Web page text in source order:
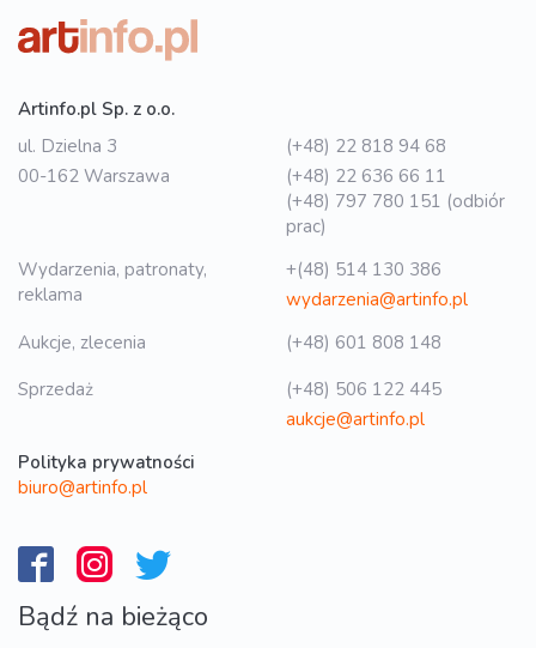
Artinfo.pl Sp. z o.o.
ul. Dzielna 3
00-162 Warszawa
(+48) 22 818 94 68
(+48) 22 636 66 11
(+48) 797 780 151 (odbiór
prac)
Wydarzenia, patronaty,
reklama
+(48) 514 130 386
wydarzenia@artinfo.pl
Aukcje, zlecenia
(+48) 601 808 148
Sprzedaż
(+48) 506 122 445
aukcje@artinfo.pl
Polityka prywatności
biuro@artinfo.pl
Bądź na bieżąco